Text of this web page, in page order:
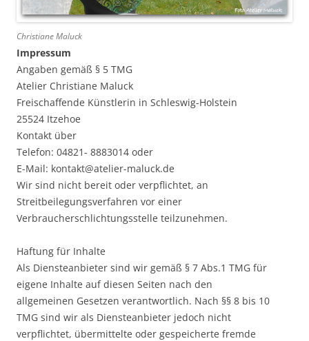
Christiane Maluck
Impressum
Angaben gemäß § 5 TMG
Atelier Christiane Maluck
Freischaffende Künstlerin in Schleswig-Holstein
25524 Itzehoe
Kontakt über
Telefon: 04821- 8883014 oder
E-Mail: kontakt@atelier-maluck.de
Wir sind nicht bereit oder verpflichtet, an
Streitbeilegungsverfahren vor einer
Verbraucherschlichtungsstelle teilzunehmen.
Haftung für Inhalte
Als Diensteanbieter sind wir gemäß § 7 Abs.1 TMG für
eigene Inhalte auf diesen Seiten nach den
allgemeinen Gesetzen verantwortlich. Nach §§ 8 bis 10
TMG sind wir als Diensteanbieter jedoch nicht
verpflichtet, übermittelte oder gespeicherte fremde